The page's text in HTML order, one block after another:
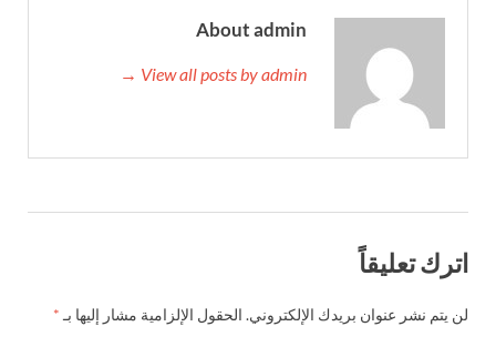
About admin
View all posts by admin →
اترك تعليقاً
لن يتم نشر عنوان بريدك الإلكتروني. الحقول الإلزامية مشار إليها بـ *